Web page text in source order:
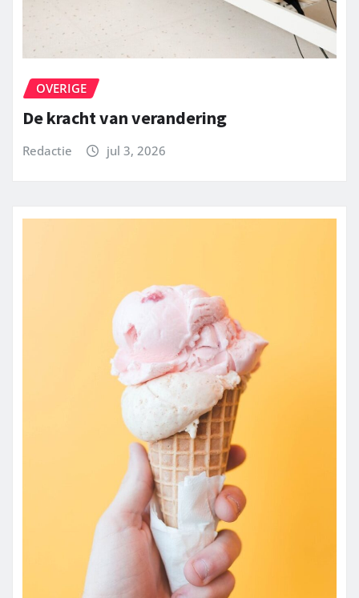
OVERIGE
De kracht van verandering
Redactie jul 3, 2026